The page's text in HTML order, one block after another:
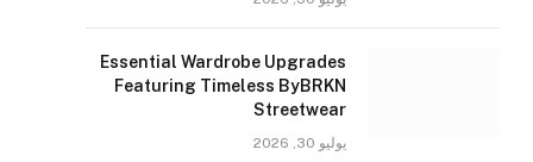
Essential Wardrobe Upgrades
Featuring Timeless ByBRKN
Streetwear
يوليو 30, 2026